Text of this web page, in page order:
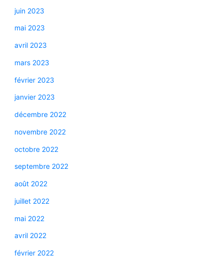
juin 2023
mai 2023
avril 2023
mars 2023
février 2023
janvier 2023
décembre 2022
novembre 2022
octobre 2022
septembre 2022
août 2022
juillet 2022
mai 2022
avril 2022
février 2022